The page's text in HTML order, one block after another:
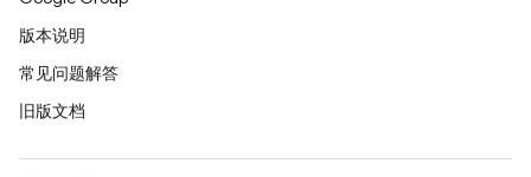
版本说明
常见问题解答
旧版文档